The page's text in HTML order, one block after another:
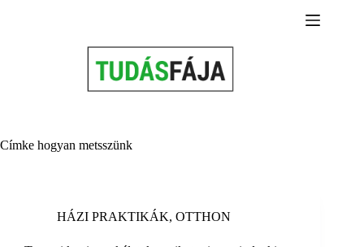
Címke hogyan metsszünk
HÁZI PRAKTIKÁK, OTTHON